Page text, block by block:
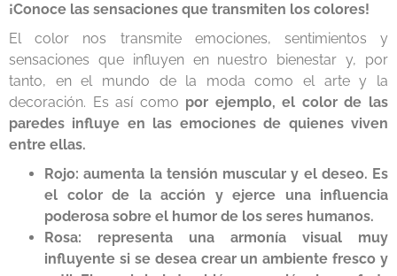
¡Conoce las sensaciones que transmiten los colores!
El color nos transmite emociones, sentimientos y
sensaciones que influyen en nuestro bienestar y, por
tanto, en el mundo de la moda como el arte y la
decoración. Es así como por ejemplo,el color de las
paredes influye en las emocionesde quienes viven
entre ellas.
Rojo: aumenta la tensión muscular y el deseo. Es
el color de la acción y ejerce una influencia
poderosa sobre el humor de los seres humanos.
Rosa: representa una armonía visual muy
influyente si se desea crear un ambiente fresco y